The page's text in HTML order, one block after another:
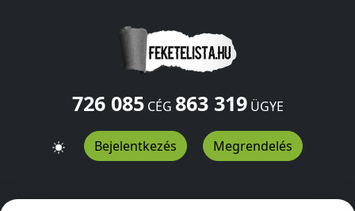
726 085CÉG 863 319ÜGYE
Bejelentkezés Megrendelés